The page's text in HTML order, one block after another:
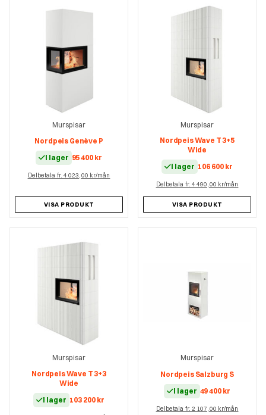
Murspisar
Nordpeis Genève P
I lager 95 400 kr
Delbetala fr. 4 023,00 kr/mån
VISA PRODUKT
Murspisar
Nordpeis Wave T 3+5
Wide
I lager 106 600 kr
Delbetala fr. 4 490,00 kr/mån
VISA PRODUKT
Murspisar
Nordpeis Wave T 3+3
Wide
I lager 103 200 kr
Murspisar
Nordpeis Salzburg S
I lager 49 400 kr
Delbetala fr. 2 107,00 kr/mån